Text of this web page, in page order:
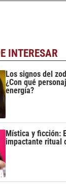
INTERESAR
Los signos del
¿Con qué
energía?
Mística y ficción:
impactante ritual